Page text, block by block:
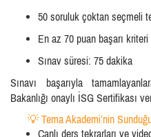
50 soruluk çoktan seçmeli
En az 70 puan başarı kriteri
Sınav süresi: 75 dakika
Sınavı başarıyla
Bakanlığı onaylı İSG Sertifikası
💡 Tema Akademi’nin
Canlı ders tekrarları ve